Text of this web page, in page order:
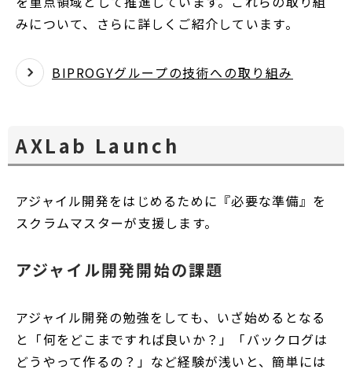
みについて、さらに詳しくご紹介しています。
BIPROGYグループの技術への取り組み
AXLab Launch
アジャイル開発をはじめるために『必要な準備』を
スクラムマスターが支援します。
アジャイル開発開始の課題
アジャイル開発の勉強をしても、いざ始めるとなる
と「何をどこまですれば良いか？」「バックログは
どうやって作るの？」など経験が浅いと、簡単には